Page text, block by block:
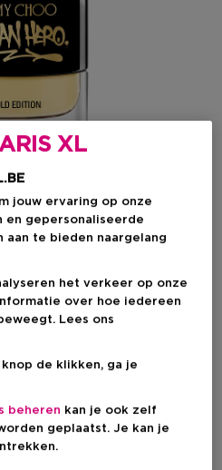
Op voorraad
68,00
fabrikant
XL
jouw ervaring op onze
gepersonaliseerde
te bieden naargelang
het verkeer op onze
over hoe iedereen
Lees ons
de klikken, ga je
beheren kan je ook zelf
geplaatst. Je kan je